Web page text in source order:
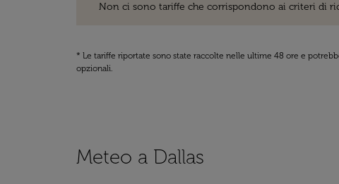
Non ci sono tariffe che corrispondono ai criteri di
* Le tariffe riportate sono state raccolte nelle ultime 48 ore e
opzionali.
Meteo a Dallas